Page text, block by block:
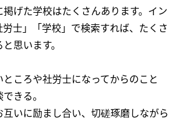
げた学校はたくさんあります。イン
士」「学校」で検索すれば、たくさ
思います。
ところや社労士になってからのこと
きる。
互いに励まし合い、切磋琢磨しながら